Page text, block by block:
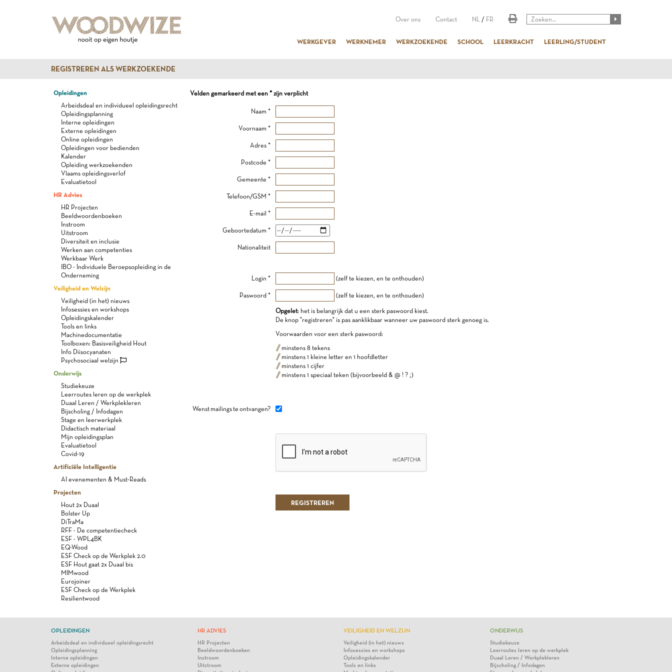
Over ons Contact NL / FR
WERKGEVER WERKNEMER WERKZOEKENDE SCHOOL LEERKRACHT LEERLING/STUDENT
REGISTREREN ALS WERKZOEKENDE
Opleidingen
Arbeidsdeal en individueel opleidingsrecht
Opleidingsplanning
Interne opleidingen
Externe opleidingen
Online opleidingen
Opleidingen voor bedienden
Kalender
Opleiding werkzoekenden
Vlaams opleidingsverlof
Evaluatietool
HR Advies
HR Projecten
Beeldwoordenboeken
Instroom
Uitstroom
Diversiteit en inclusie
Werken aan competenties
Werkbaar Werk
IBO - Individuele Beroepsopleiding in de
Onderneming
Veiligheid en Welzijn
Veiligheid (in het) nieuws
Infosessies en workshops
Opleidingskalender
Tools en links
Machinedocumentatie
Toolboxen: Basisveiligheid Hout
Info Diisocyanaten
Psychosociaal welzijn
Onderwijs
Studiekeuze
Leerroutes leren op de werkplek
Duaal Leren / Werkplekleren
Bijscholing / Infodagen
Stage en leerwerkplek
Didactisch materiaal
Mijn opleidingsplan
Evaluatietool
Covid-19
Artificiële Intelligentie
AI evenementen & Must-Reads
Projecten
Hout 2x Duaal
Bolster Up
DiTraMa
RFF - De competentiecheck
ESF - WPL4BK
EQ-Wood
ESF Check op de Werkplek 2.0
ESF Hout gaat 2x Duaal bis
MIMwood
Eurojoiner
ESF Check op de Werkplek
Resilientwood
Velden gemarkeerd met een * zijn verplicht
Naam *
Voornaam *
Adres *
Postcode *
Gemeente *
Telefoon/GSM *
E-mail *
Geboortedatum *
Nationaliteit
Login * (zelf te kiezen, en te onthouden)
Paswoord * (zelf te kiezen, en te onthouden)
Opgelet: het is belangrijk dat u een sterk paswoord kiest.
De knop "registreren" is pas aanklikbaar wanneer uw paswoord sterk genoeg is.
Voorwaarden voor een sterk paswoord:
minstens 8 tekens
minstens 1 kleine letter en 1 hoofdletter
minstens 1 cijfer
minstens 1 speciaal teken (bijvoorbeeld & @ ! ? ;)
Wenst mailings te ontvangen?
OPLEIDINGEN
Arbeidsdeal en individueel opleidingsrecht
Opleidingsplanning
Interne opleidingen
Externe opleidingen
HR ADVIES
HR Projecten
Beeldwoordenboeken
Instroom
Uitstroom
VEILIGHEID EN WELZIJN
Veiligheid (in het) nieuws
Infosessies en workshops
Opleidingskalender
Tools en links
ONDERWIJS
Studiekeuze
Leerroutes leren op de werkplek
Duaal Leren / Werkplekleren
Bijscholing / Infodagen